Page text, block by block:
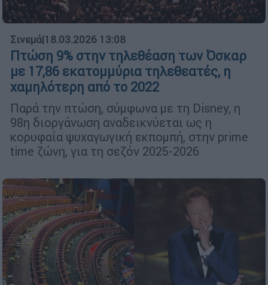
Σινεμά|18.03.2026 13:08
Πτώση 9% στην τηλεθέαση των Όσκαρ
με 17,86 εκατομμύρια τηλεθεατές, η
χαμηλότερη από το 2022
Παρά την πτώση, σύμφωνα με τη Disney, η
98η διοργάνωση αναδεικνύεται ως η
κορυφαία ψυχαγωγική εκπομπή, στην prime
time ζώνη, για τη σεζόν 2025-2026